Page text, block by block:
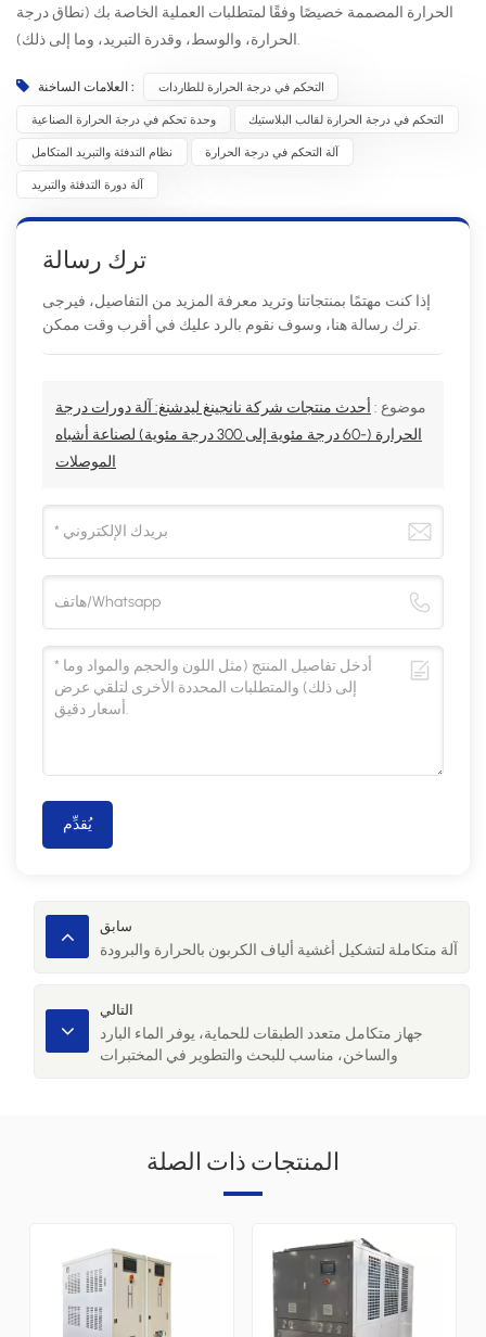
الحرارة المصممة خصيصًا وفقًا لمتطلبات العملية الخاصة بك (نطاق درجة
الحرارة، والوسط، وقدرة التبريد، وما إلى ذلك).
العلامات الساخنة : التحكم في درجة الحرارة للطاردات
وحدة تحكم في درجة الحرارة الصناعية التحكم في درجة الحرارة لقالب البلاستيك
نظام التدفئة والتبريد المتكامل آلة التحكم في درجة الحرارة
آلة دورة التدفئة والتبريد
ترك رسالة
إذا كنت مهتمًا بمنتجاتنا وتريد معرفة المزيد من التفاصيل، فيرجى
ترك رسالة هنا، وسوف نقوم بالرد عليك في أقرب وقت ممكن.
موضوع : أحدث منتجات شركة نانجينغ ليدشنغ: آلة دورات درجة
الحرارة (-60 درجة مئوية إلى 300 درجة مئوية) لصناعة أشباه
الموصلات
يُقدِّم
سابق
آلة متكاملة لتشكيل أغشية ألياف الكربون بالحرارة والبرودة
التالي
جهاز متكامل متعدد الطبقات للحماية، يوفر الماء البارد
والساخن، مناسب للبحث والتطوير في المختبرات
المنتجات ذات الصلة